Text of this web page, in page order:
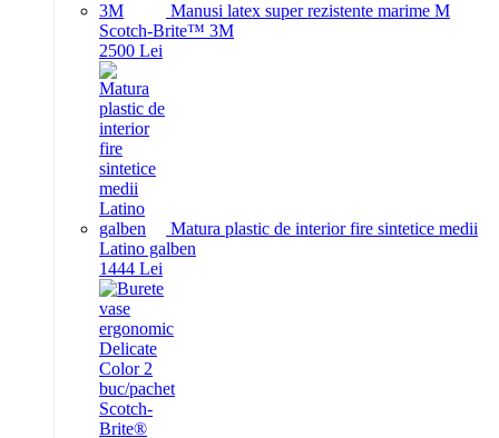
Manusi latex super rezistente marime M
Scotch-Brite™ 3M
2500 Lei
Matura plastic de interior fire sintetice medii
Latino galben
1444 Lei